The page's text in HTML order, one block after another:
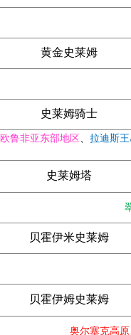
黄金史莱姆
史莱姆骑士
欧鲁非亚东部地区 、 拉迪斯王
史莱姆塔
贝霍伊米史莱姆
贝霍伊姆史莱姆
奥尔塞克高原